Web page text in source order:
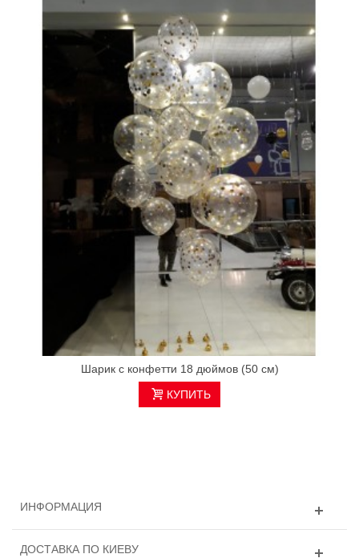
Шарик с конфетти 18 дюймов (50 см)
КУПИТЬ
ИНФОРМАЦИЯ
ДОСТАВКА ПО КИЕВУ